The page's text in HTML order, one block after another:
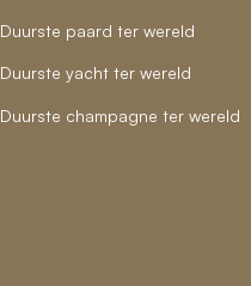
Duurste paard ter wereld
Duurste yacht ter wereld
Duurste champagne ter wereld